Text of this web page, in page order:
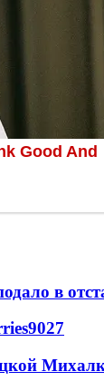
в
9027